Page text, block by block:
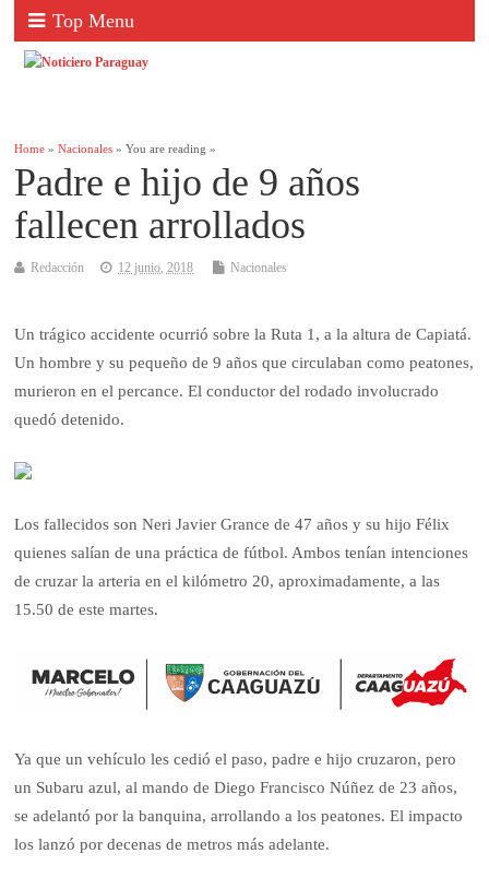
Top Menu
Home »Nacionales » You are reading »
Padre e hijo de 9 años
fallecen arrollados
Redacción 12 junio, 2018 Nacionales
Un trágico accidente ocurrió sobre la Ruta 1, a la altura de Capiatá.
Un hombre y su pequeño de 9 años que circulaban como peatones,
murieron en el percance. El conductor del rodado involucrado
quedó detenido.
Los fallecidos son Neri Javier Grance de 47 años y su hijo Félix
quienes salían de una práctica de fútbol. Ambos tenían intenciones
de cruzar la arteria en el kilómetro 20, aproximadamente, a las
15.50 de este martes.
Ya que un vehículo les cedió el paso, padre e hijo cruzaron, pero
un Subaru azul, al mando de Diego Francisco Núñez de 23 años,
se adelantó por la banquina, arrollando a los peatones. El impacto
los lanzó por decenas de metros más adelante.